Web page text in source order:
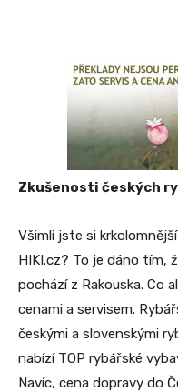
Zkušenosti českých
Všimli jste si
HIKI.cz? To je dáno
pochází z Rakouska. Co
cenami a servisem.
českými a slovenskými
nabízí TOP rybářské
Navíc, cena dopravy do